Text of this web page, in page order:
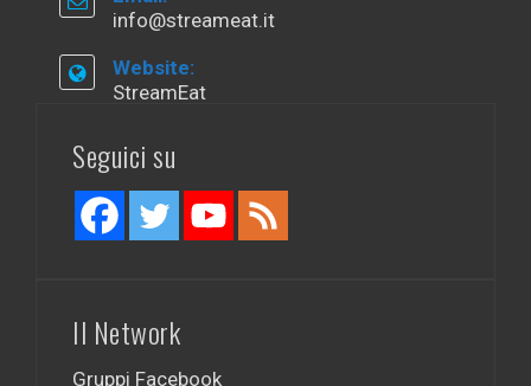
info@streameat.it
Website:
StreamEat
Seguici su
Il Network
Gruppi Facebook